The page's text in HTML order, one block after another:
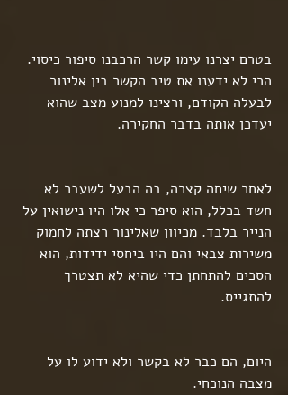
בטרם יצרנו עימו קשר הרכבנו סיפור כיסוי.
הרי לא ידענו את טיב הקשר בין אלינור
לבעלה הקודם, ורצינו למנוע מצב שהוא
יעדכן אותה בדבר החקירה.
לאחר שיחה קצרה, בה הבעל לשעבר לא
חשד בכלל, הוא סיפר כי אלו היו נישואין על
הנייר בלבד. מכיוון שאלינור רצתה לחמוק
משירות צבאי והם היו ביחסי ידידות, הוא
הסכים להתחתן כדי שהיא לא תצטרך
להתגייס.
היום, הם כבר לא בקשר ולא ידוע לו על
מצבה הנוכחי.